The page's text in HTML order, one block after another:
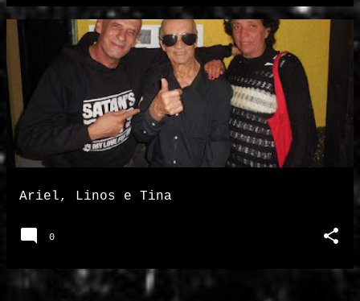
Ariel, Linos e Tina
0